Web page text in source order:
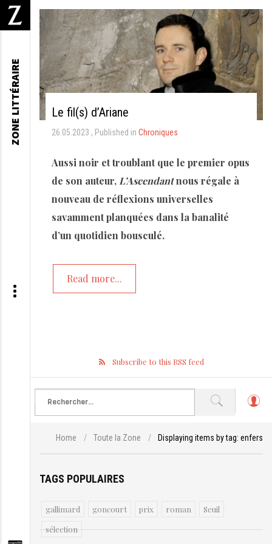
Le fil(s) d’Ariane
26.05.2023 Published in Chroniques
Aussi noir et troublant que le premier opus
de son auteur, L’Ascendantnous régale à
nouveau de réflexions universelles
savamment planquées dans la banalité
d’un quotidien bousculé.
Read more...
Subscribe to this RSS feed
g
in
Home / Toute la Zone / Displaying items by tag: enfers
TAGS POPULAIRES
gallimard goncourt prix roman
Seuil
sélection
ZONE LITTÉRAIRE